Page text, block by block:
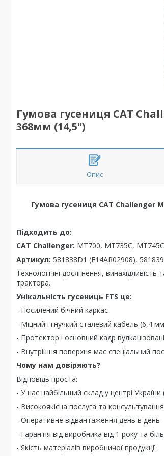
Гумова гусениця CAT
368мм (14,5")
Опис
Гумова гусениця CAT Challenger
Підходить до:
CAT Challenger: MT700, MT735C,
Артикул: 581838D1 (E14AR02908),
Технологічні досягнення,
трактора.
Унікальність гусениць FTS це:
- Посилений бічний каркас
- Міцний і гнучкий сталевий кабель (6,4
- Протектор і основний кадр
- Внутрішня поверхня має спеціальний
Чому нам довіряють?
Відповідь проста:
- У нас найбільший склад у центрі
- Високоякісна послуга та консультування
- Оперативне відвантаження день в день
- Гарантія від виробника від 1 року та
- Якість матеріалів виробничої продукції